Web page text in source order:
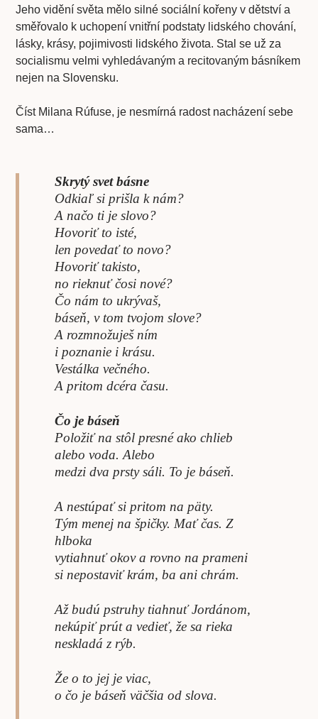
Jeho vidění světa mělo silné sociální kořeny v dětství a
směřovalo k uchopení vnitřní podstaty lidského chování,
lásky, krásy, pojimivosti lidského života. Stal se už za
socialismu velmi vyhledávaným a recitovaným básníkem
nejen na Slovensku.
Číst Milana Rúfuse, je nesmírná radost nacházení sebe
sama…
Skrytý svet básne
Odkiaľ si prišla k nám?
A načo ti je slovo?
Hovoriť to isté,
len povedať to novo?
Hovoriť takisto,
no rieknuť čosi nové?
Čo nám to ukrývaš,
báseň, v tom tvojom slove?
A rozmnožuješ ním
i poznanie i krásu.
Vestálka večného.
A pritom dcéra času.
Čo je báseň
Položiť na stôl presné ako chlieb
alebo voda. Alebo
medzi dva prsty sáli. To je báseň.
A nestúpať si pritom na päty.
Tým menej na špičky. Mať čas. Z
hlboka
vytiahnuť okov a rovno na prameni
si nepostaviť krám, ba ani chrám.
Až budú pstruhy tiahnuť Jordánom,
nekúpiť prút a vedieť, že sa rieka
neskladá z rýb.
Že o to jej je viac,
o čo je báseň väčšia od slova.